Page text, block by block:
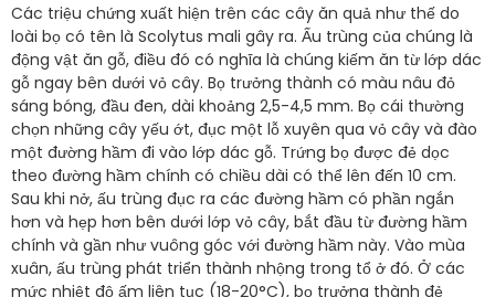
Các triệu chứng xuất hiện trên các cây ăn quả như thế do
loài bọ có tên là Scolytus mali gây ra. Ấu trùng của chúng là
động vật ăn gỗ, điều đó có nghĩa là chúng kiếm ăn từ lớp dác
gỗ ngay bên dưới vỏ cây. Bọ trưởng thành có màu nâu đỏ
sáng bóng, đầu đen, dài khoảng 2,5-4,5 mm. Bọ cái thường
chọn những cây yếu ớt, đục một lỗ xuyên qua vỏ cây và đào
một đường hầm đi vào lớp dác gỗ. Trứng bọ được đẻ dọc
theo đường hầm chính có chiều dài có thể lên đến 10 cm.
Sau khi nở, ấu trùng đục ra các đường hầm có phần ngắn
hơn và hẹp hơn bên dưới lớp vỏ cây, bắt đầu từ đường hầm
chính và gần như vuông góc với đường hầm này. Vào mùa
xuân, ấu trùng phát triển thành nhộng trong tổ ở đó. Ở các
mức nhiệt độ ấm liên tục (18-20°C), bọ trưởng thành đẻ